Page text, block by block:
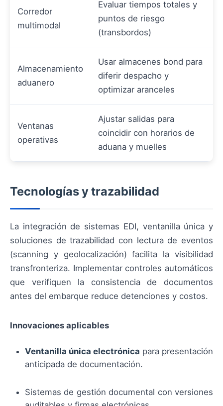
Corredor
multimodal
Evaluar tiempos totales y
puntos de riesgo
(transbordos)
Almacenamiento
aduanero
Usar almacenes bond para
diferir despacho y
optimizar aranceles
Ventanas
operativas
Ajustar salidas para
coincidir con horarios de
aduana y muelles
Tecnologías y trazabilidad
La integración de sistemas EDI, ventanilla única y
soluciones de trazabilidad con lectura de eventos
(scanning y geolocalización) facilita la visibilidad
transfronteriza. Implementar controles automáticos
que verifiquen la consistencia de documentos
antes del embarque reduce detenciones y costos.
Innovaciones aplicables
Ventanilla única electrónica para presentación
anticipada de documentación.
Sistemas de gestión documental con versiones